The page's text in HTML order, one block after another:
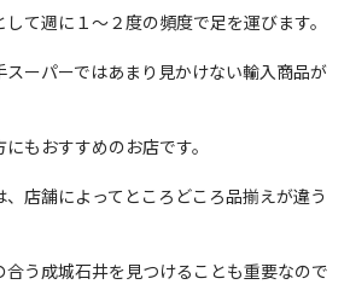
て週に１〜２度の頻度で足を運びます。
ーパーではあまり見かけない輸入商品が
もおすすめのお店です。
店舗によってところどころ品揃えが違う
う成城石井を見つけることも重要なので